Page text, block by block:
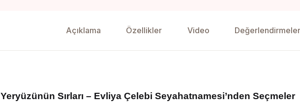
Açıklama Özellikler Video
Yeryüzünün Sırları – Evliya Çelebi Seyahatnamesi’nden Seçmeler